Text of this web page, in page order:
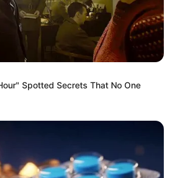
Spotted Secrets That No One